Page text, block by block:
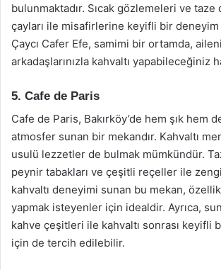
bulunmaktadır. Sıcak gözlemeleri ve taze
çayları ile misafirlerine keyifli bir deneyim
Çaycı Cafer Efe, samimi bir ortamda,
arkadaşlarınızla kahvaltı yapabileceğiniz
5. Cafe de Paris
Cafe de Paris, Bakırköy’de hem şık hem
atmosfer sunan bir mekandır. Kahvaltı
usulü lezzetler de bulmak mümkündür.
peynir tabakları ve çeşitli reçeller ile
kahvaltı deneyimi sunan bu mekan,
yapmak isteyenler için idealdir. Ayrıca,
kahve çeşitleri ile kahvaltı sonrası keyifli
için de tercih edilebilir.